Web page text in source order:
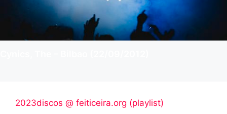
2023discos @ feiticeira.org (playlist)